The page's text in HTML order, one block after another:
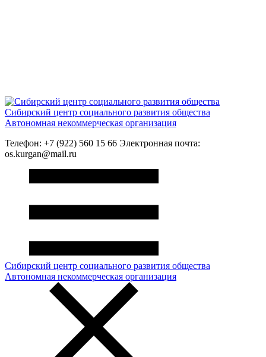
Сибирский центр социального развития общества
Автономная некоммерческая организация
Телефон: +7 (922) 560 15 66 Электронная почта:
os.kurgan@mail.ru
Сибирский центр социального развития общества
Автономная некоммерческая организация